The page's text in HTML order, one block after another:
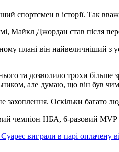
спортсмен в історії. Так
Майкл Джордан став після
плані він найвеличніший з
та дозволило трохи
але думаю, що він був
захоплення. Оскільки багато
чемпіон НБА, 6-разовий MVP
виграли в парі оплачену